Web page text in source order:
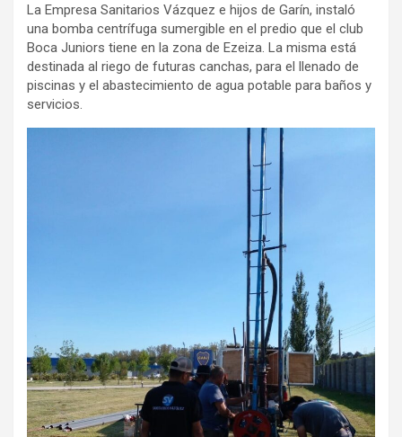
La Empresa Sanitarios Vázquez e hijos de Garín, instaló
una bomba centrífuga sumergible en el predio que el club
Boca Juniors tiene en la zona de Ezeiza. La misma está
destinada al riego de futuras canchas, para el llenado de
piscinas y el abastecimiento de agua potable para baños y
servicios.